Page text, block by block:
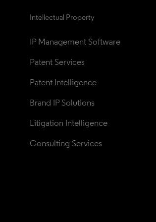
Intellectual Property
IP Management Software
Patent Services
Patent Intelligence
Brand IP Solutions
Litigation Intelligence
Consulting Services